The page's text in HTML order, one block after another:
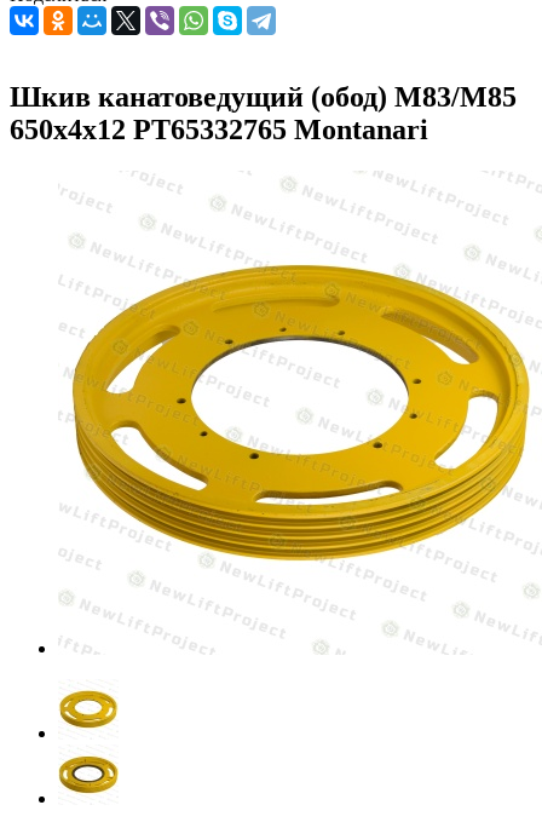
Шкив канатоведущий (обод) M83/M85
650х4х12 PT65332765 Montanari